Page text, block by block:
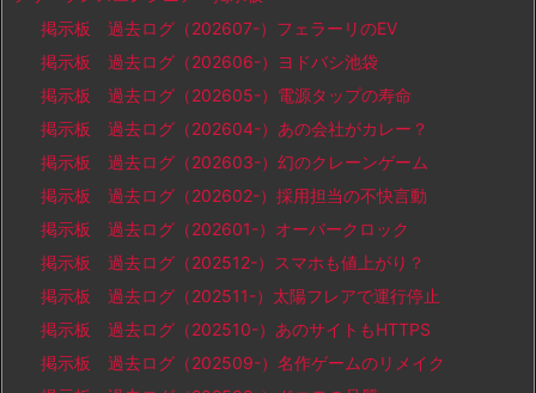
掲示板 過去ログ（202607-）フェラーリのEV
掲示板 過去ログ（202606-）ヨドバシ池袋
掲示板 過去ログ（202605-）電源タップの寿命
掲示板 過去ログ（202604-）あの会社がカレー？
掲示板 過去ログ（202603-）幻のクレーンゲーム
掲示板 過去ログ（202602-）採用担当の不快言動
掲示板 過去ログ（202601-）オーバークロック
掲示板 過去ログ（202512-）スマホも値上がり？
掲示板 過去ログ（202511-）太陽フレアで運行停止
掲示板 過去ログ（202510-）あのサイトもHTTPS
掲示板 過去ログ（202509-）名作ゲームのリメイク